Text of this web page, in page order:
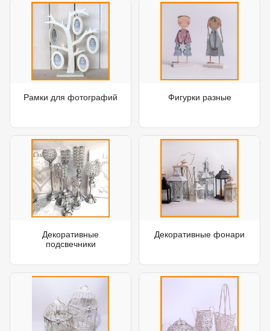
Рамки для фотографий Фигурки разные
Декоративные
подсвечники
Декоративные фонари